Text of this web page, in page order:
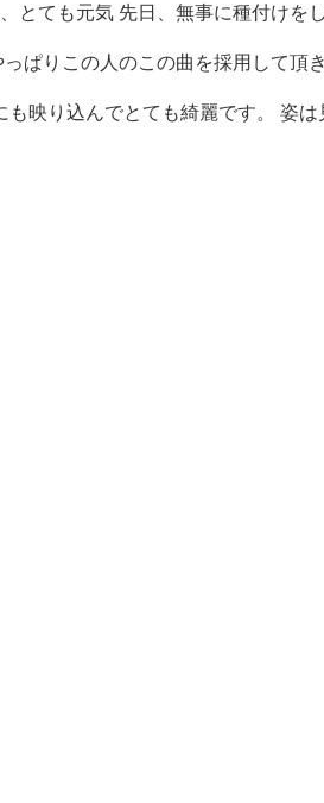
とても元気 先日、無事に種付けを
っぱりこの人のこの曲を採用して
も映り込んでとても綺麗です。 姿